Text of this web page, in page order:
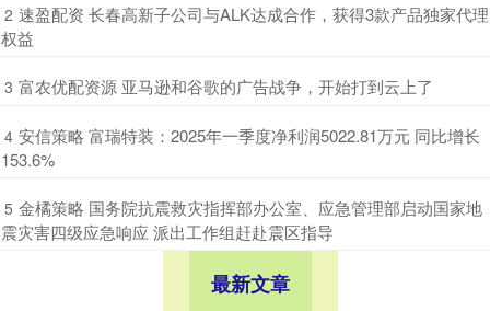
2 ​速盈配资 长春高新子公司与ALK达成合作，获得3款产品独家代理
权益
3 ​富农优配资源 亚马逊和谷歌的广告战争，开始打到云上了
4 ​安信策略 富瑞特装：2025年一季度净利润5022.81万元 同比增长
153.6%
5 ​金橘策略 国务院抗震救灾指挥部办公室、应急管理部启动国家地
震灾害四级应急响应 派出工作组赶赴震区指导
最新文章